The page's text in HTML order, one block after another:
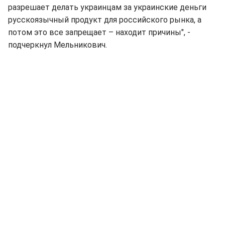
разрешает делать украинцам за украинские деньги
русскоязычный продукт для российского рынка, а
потом это все запрещает – находит причины", -
подчеркнул Мельникович.